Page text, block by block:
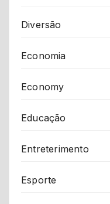
Diversão
Economia
Economy
Educação
Entreterimento
Esporte